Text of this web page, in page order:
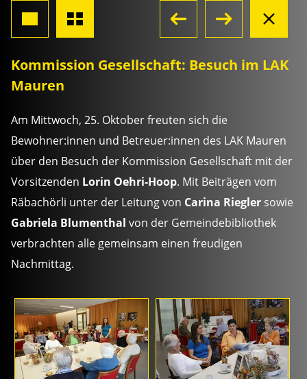
Kommission Gesellschaft: Besuch im LAK
Mauren
Am Mittwoch, 25. Oktober freuten sich die
Bewohner:innen und Betreuer:innen des LAK Mauren
über den Besuch der Kommission Gesellschaft mit der
Vorsitzenden Lorin Oehri-Hoop. Mit Beiträgen vom
Räbachörli unter der Leitung von Carina Riegler sowie
Gabriela Blumenthal von der Gemeindebibliothek
verbrachten alle gemeinsam einen freudigen
Nachmittag.